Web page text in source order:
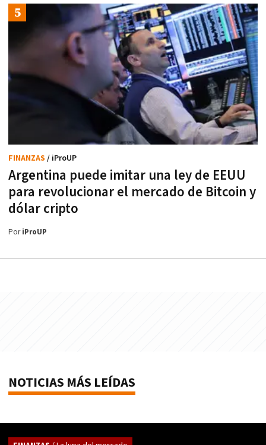
Argentina puede imitar una ley de EEUU
para revolucionar el mercado de Bitcoin y
dólar cripto
FINANZAS / iProUP
PoriProUP
NOTICIAS MÁS LEÍDAS